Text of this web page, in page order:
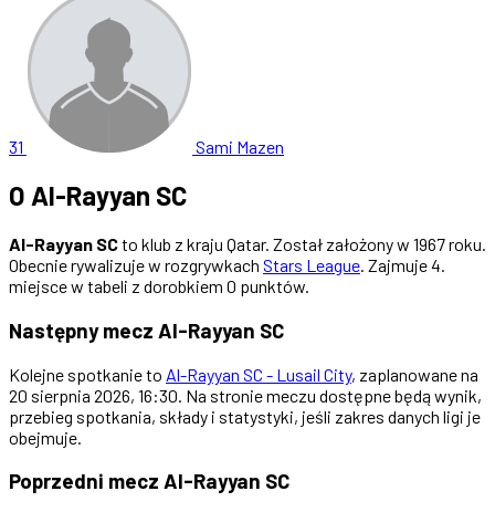
31 Sami Mazen
O Al-Rayyan SC
Al-Rayyan SCto klub z kraju Qatar. Został założony w 1967 roku.
Obecnie rywalizuje w rozgrywkach Stars League. Zajmuje 4.
miejsce w tabeli z dorobkiem 0 punktów.
Następny mecz Al-Rayyan SC
Kolejne spotkanie to Al-Rayyan SC - Lusail City, zaplanowane na
20 sierpnia 2026, 16:30. Na stronie meczu dostępne będą wynik,
przebieg spotkania, składy i statystyki, jeśli zakres danych ligi je
obejmuje.
Poprzedni mecz Al-Rayyan SC